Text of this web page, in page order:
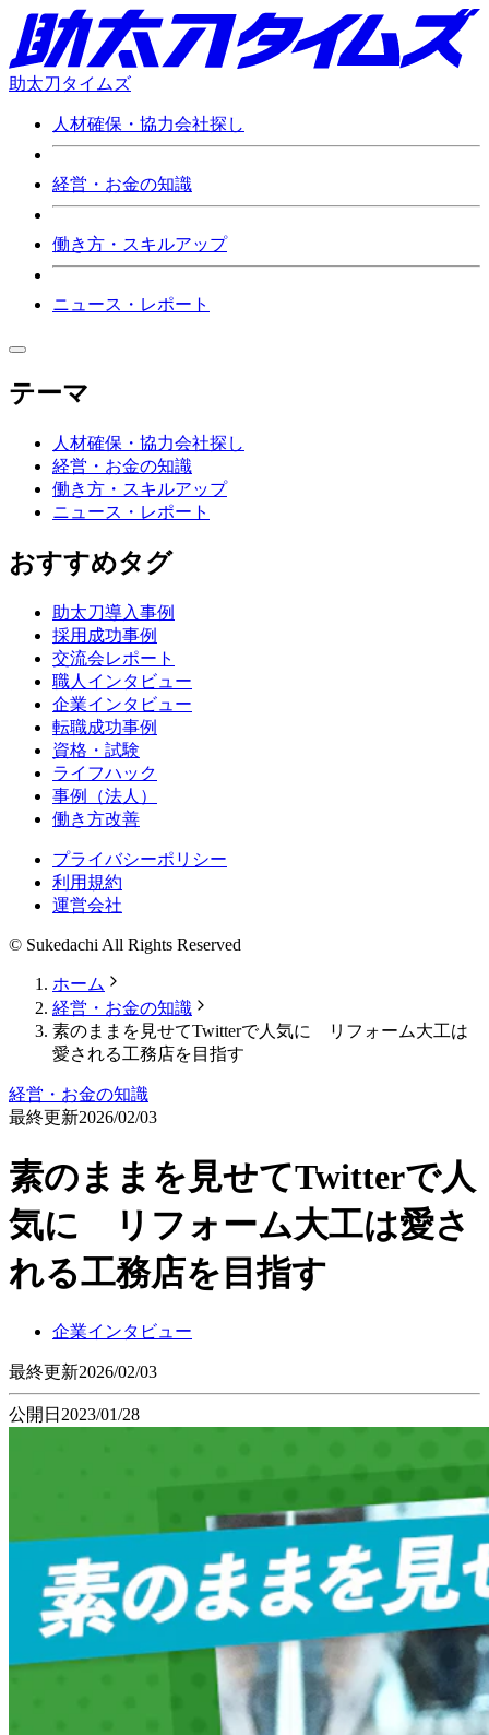
助太刀タイムズ
人材確保・協力会社探し
経営・お金の知識
働き方・スキルアップ
ニュース・レポート
テーマ
人材確保・協力会社探し
経営・お金の知識
働き方・スキルアップ
ニュース・レポート
おすすめタグ
助太刀導入事例
採用成功事例
交流会レポート
職人インタビュー
企業インタビュー
転職成功事例
資格・試験
ライフハック
事例（法人）
働き方改善
プライバシーポリシー
利用規約
運営会社
© Sukedachi All Rights Reserved
ホーム
経営・お金の知識
素のままを見せてTwitterで人気に リフォーム大工は
愛される工務店を目指す
経営・お金の知識
最終更新2026/02/03
素のままを見せてTwitterで人
気に リフォーム大工は愛さ
れる工務店を目指す
企業インタビュー
最終更新2026/02/03
公開日 2023/01/28